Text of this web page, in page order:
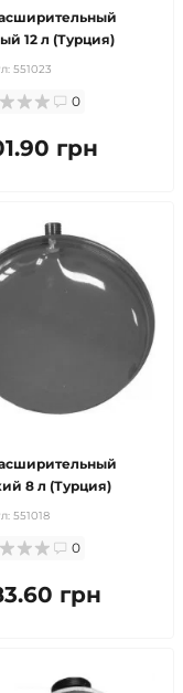
12 л (Турция)
551023
0
грн
8 л (Турция)
551018
0
грн